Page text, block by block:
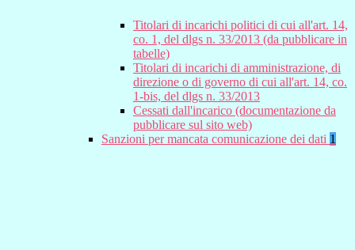
Titolari di incarichi politici di cui all'art. 14,
co. 1, del dlgs n. 33/2013 (da pubblicare in
tabelle)
Titolari di incarichi di amministrazione, di
direzione o di governo di cui all'art. 14, co.
1-bis, del dlgs n. 33/2013
Cessati dall'incarico (documentazione da
pubblicare sul sito web)
Sanzioni per mancata comunicazione dei dati 1